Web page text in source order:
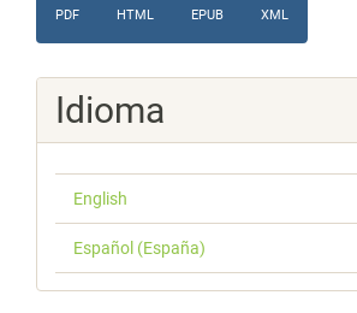
PDF HTML EPUB XML
Idioma
English
Español (España)